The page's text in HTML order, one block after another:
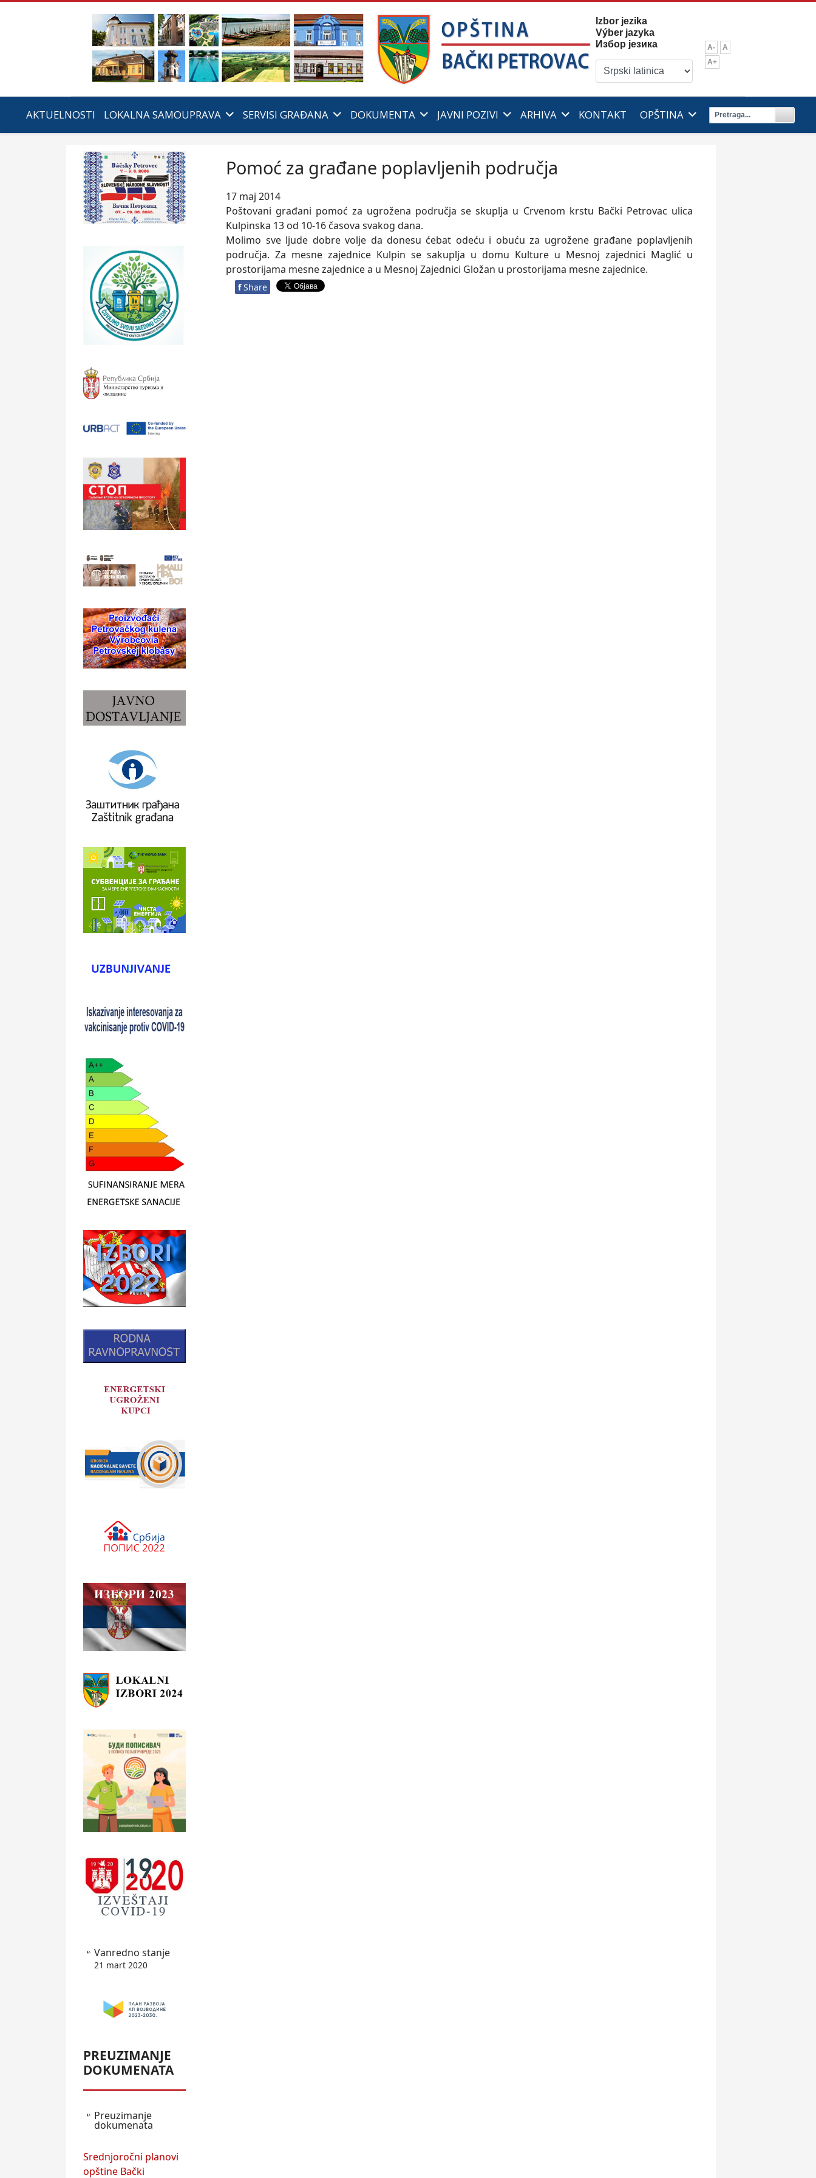
Izbor jezika
Výber jazyka
Избор језика
A-
A
A+
AKTUELNOSTI LOKALNA SAMOUPRAVA SERVISI GRAĐANA DOKUMENTA JAVNI POZIVI ARHIVA KONTAKT OPŠTINA
Vanredno stanje
21 mart 2020
PREUZIMANJE
DOKUMENATA
Preuzimanje
dokumenata
Srednjoročni planovi
opštine Bački
Pomoć za građane poplavljenih područja
17 maj 2014
Poštovani građani pomoć za ugrožena područja se skuplja u Crvenom krstu Bački Petrovac ulica
Kulpinska 13 od 10-16 časova svakog dana.
Molimo sve ljude dobre volje da donesu ćebat odeću i obuću za ugrožene građane poplavljenih
područja. Za mesne zajednice Kulpin se sakuplja u domu Kulture u Mesnoj zajednici Maglić u
prostorijama mesne zajednice a u Mesnoj Zajednici Gložan u prostorijama mesne zajednice.
f Share